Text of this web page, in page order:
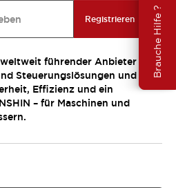
Brauche Hilfe ?
Registrieren
führender Anbieter
Steuerungslösungen und
Effizienz und ein
– für Maschinen und